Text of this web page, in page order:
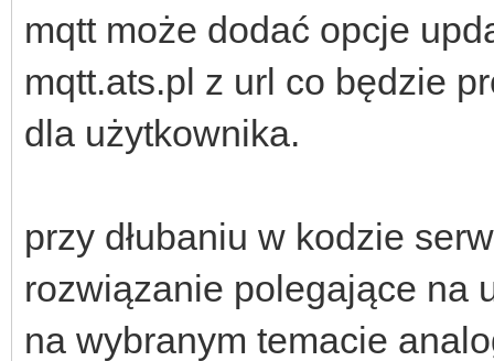
mqtt może dodać opcje
mqtt.ats.pl z url co będzie
dla użytkownika.
przy dłubaniu w kodzie
rozwiązanie polegające na
na wybranym temacie